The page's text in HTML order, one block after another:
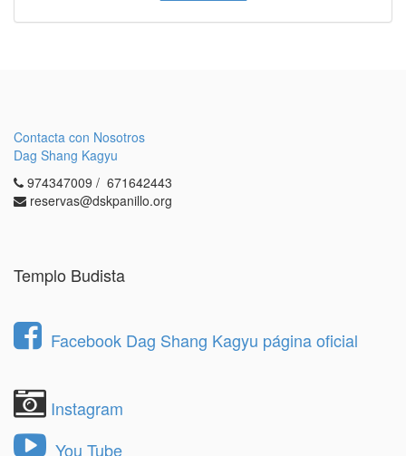
Contacta con Nosotros
Dag Shang Kagyu
974347009 / 671642443
reservas@dskpanillo.org
Templo Budista
Facebook Dag Shang Kagyu página oficial
Instagram
You Tube